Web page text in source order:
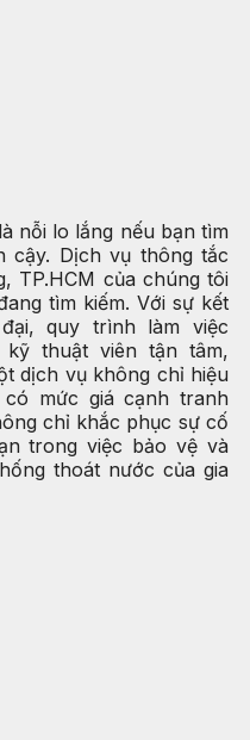
nỗi lo lắng nếu bạn tìm
cậy. Dịch vụ thông tắc
TP.HCM của chúng tôi
tìm kiếm. Với sự kết
quy trình làm việc
thuật viên tận tâm,
dịch vụ không chỉ hiệu
mức giá cạnh tranh
chỉ khắc phục sự cố
trong việc bảo vệ và
thoát nước của gia